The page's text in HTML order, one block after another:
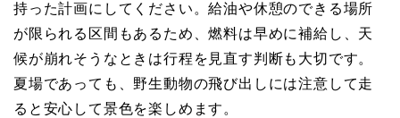
持った計画にしてください。給油や休憩のできる場所
が限られる区間もあるため、燃料は早めに補給し、天
候が崩れそうなときは行程を見直す判断も大切です。
夏場であっても、野生動物の飛び出しには注意して走
ると安心して景色を楽しめます。